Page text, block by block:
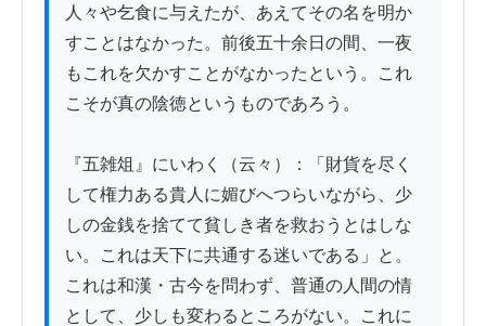
人々や乞食に与えたが、あえてその名を明か
すことはなかった。前後五十余日の間、一夜
もこれを欠かすことがなかったという。これ
こそが真の陰徳というものであろう。
『五雑俎』にいわく（云々）：「財貨を尽く
して権力ある貴人に媚びへつらいながら、少
しの金銭を捨てて貧しき者を救おうとはしな
い。これは天下に共通する迷いである」と。
これは和漢・古今を問わず、普通の人間の情
として、少しも変わるところがない。これに